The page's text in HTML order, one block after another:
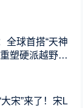
全球首搭“天神
塑硬派越野新
宋”来了！宋L